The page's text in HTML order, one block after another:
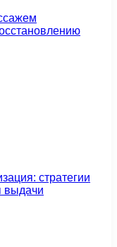
стратегии
выдачи